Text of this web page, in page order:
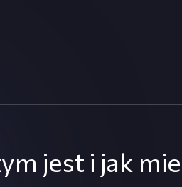
jest i jak